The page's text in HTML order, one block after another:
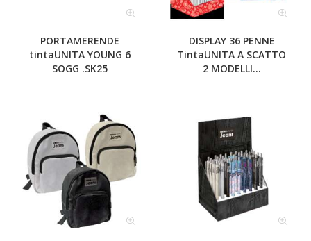
PORTAMERENDE
tintaUNITA YOUNG 6
SOGG .SK25
DISPLAY 36 PENNE
TintaUNITA A SCATTO
2 MODELLI...